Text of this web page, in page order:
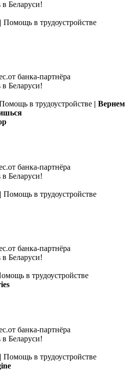
Помощь в трудоустройстве
от банка-партнёра
в трудоустройстве | Вернем
от банка-партнёра
Помощь в трудоустройстве
от банка-партнёра
в трудоустройстве
от банка-партнёра
Помощь в трудоустройстве